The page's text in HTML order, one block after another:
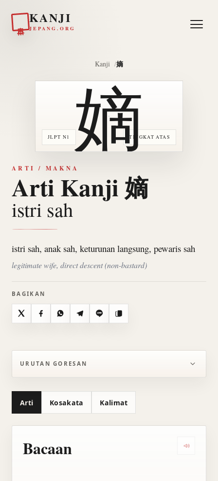
KANJI
JEPANG.ORG
Kanji 嫡
JLPT N1 TINGKAT ATAS
嫡
ARTI / MAKNA
Arti Kanji 嫡
istri sah
istri sah, anak sah, keturunan langsung, pewaris sah
legitimate wife, direct descent (non-bastard)
BAGIKAN
X FacebookWhatsAppTelegramLine Salin
URUTAN GORESAN
Arti Kosakata Kalimat
Bacaan